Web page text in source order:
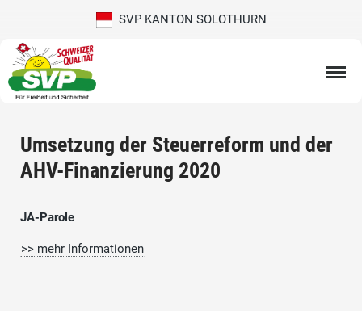
SVP KANTON SOLOTHURN
Umsetzung der Steuerreform und der
AHV-Finanzierung 2020
JA-Parole
>> mehr Informationen